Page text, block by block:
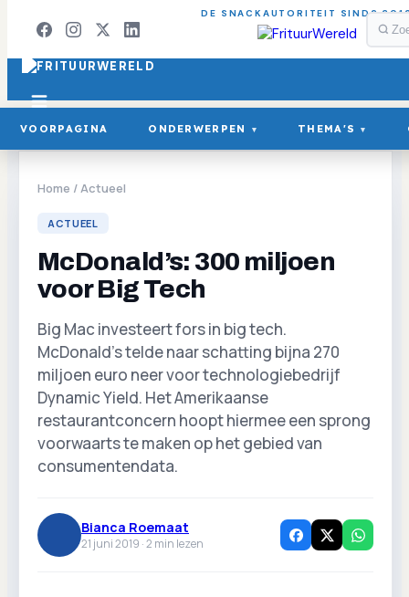
DE SNACKAUTORITEIT SINDS
VOORPAGINA ONDERWERPEN ▾ THEMA'S ▾
Home /Actueel
ACTUEEL
McDonald’s: 300 miljoen
voor Big Tech
Big Mac investeert fors in big tech.
McDonald’s telde naar schatting bijna 270
miljoen euro neer voor technologiebedrijf
Dynamic Yield. Het Amerikaanse
restaurantconcern hoopt hiermee een sprong
voorwaarts te maken op het gebied van
consumentendata.
Bianca Roemaat
21 juni 2019 ·2 min lezen